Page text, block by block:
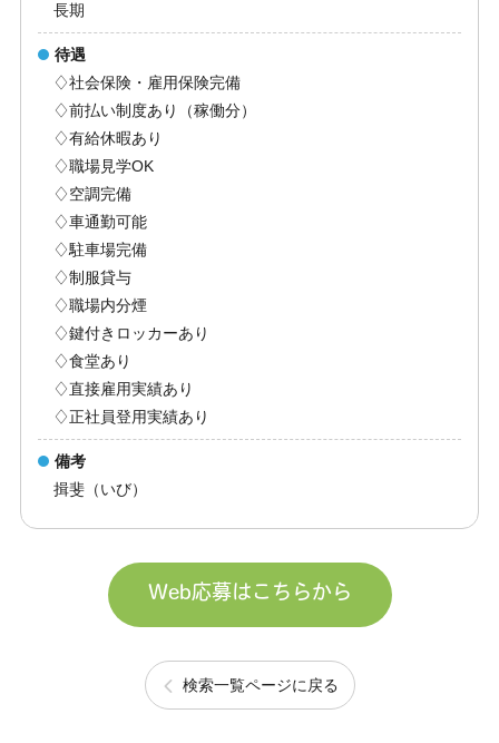
長期
待遇
♢社会保険・雇用保険完備
♢前払い制度あり（稼働分）
♢有給休暇あり
♢職場見学OK
♢空調完備
♢車通勤可能
♢駐車場完備
♢制服貸与
♢職場内分煙
♢鍵付きロッカーあり
♢食堂あり
♢直接雇用実績あり
♢正社員登用実績あり
備考
揖斐（いび）
Web応募はこちらから
検索一覧ページに戻る